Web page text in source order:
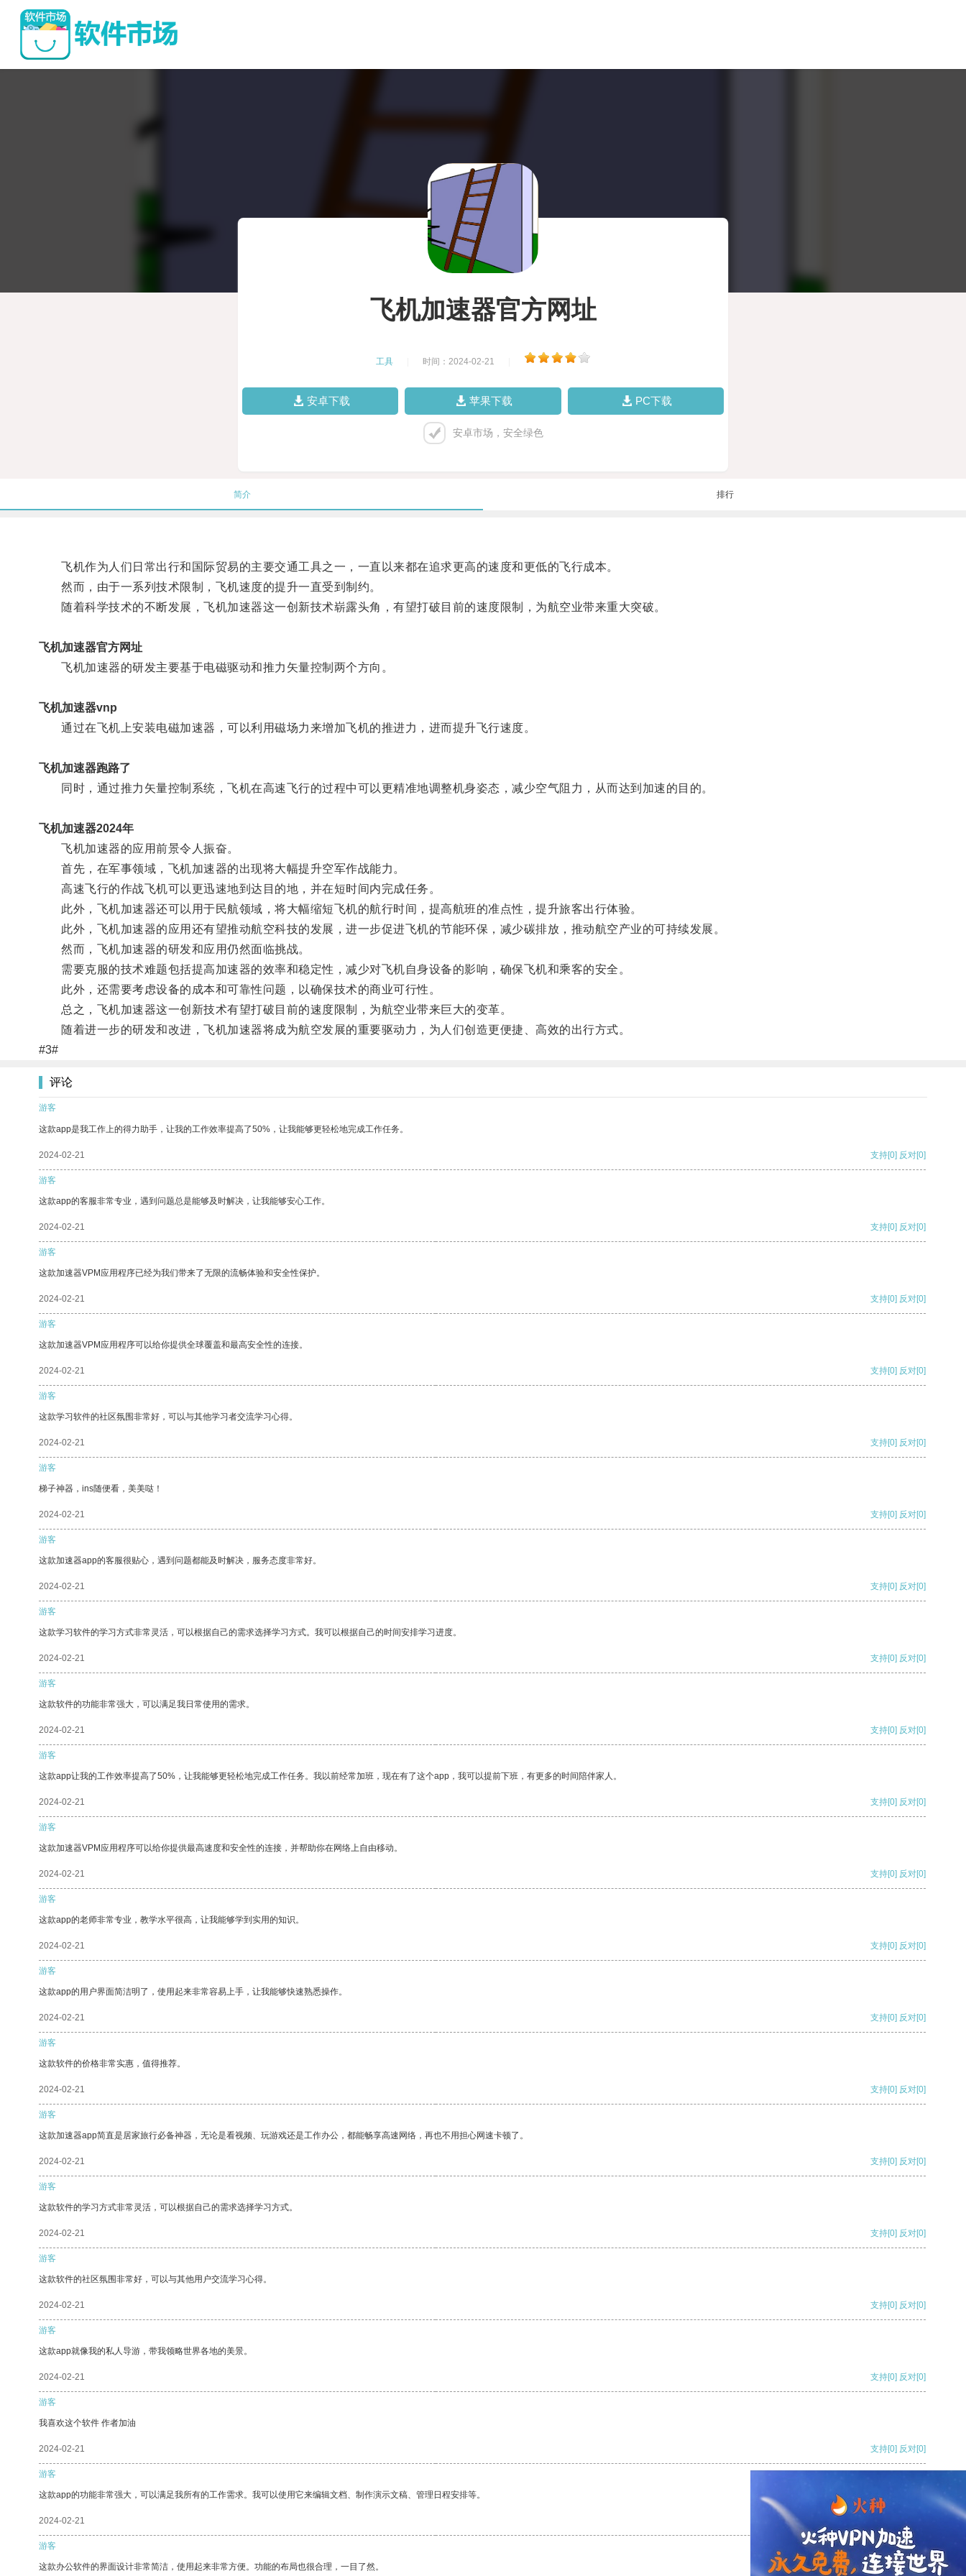
飞机加速器官方网址
工具 时间：2024-02-21
安卓下载 苹果下载 PC下载
安卓市场，安全绿色
简介 排行
飞机作为人们日常出行和国际贸易的主要交通工具之一，一直以来都在追求更高的速度和更低的飞行成本。
然而，由于一系列技术限制，飞机速度的提升一直受到制约。
随着科学技术的不断发展，飞机加速器这一创新技术崭露头角，有望打破目前的速度限制，为航空业带来重大突破。
飞机加速器官方网址
飞机加速器的研发主要基于电磁驱动和推力矢量控制两个方向。
飞机加速器vnp
通过在飞机上安装电磁加速器，可以利用磁场力来增加飞机的推进力，进而提升飞行速度。
飞机加速器跑路了
同时，通过推力矢量控制系统，飞机在高速飞行的过程中可以更精准地调整机身姿态，减少空气阻力，从而达到加速的目的。
飞机加速器2024年
飞机加速器的应用前景令人振奋。
首先，在军事领域，飞机加速器的出现将大幅提升空军作战能力。
高速飞行的作战飞机可以更迅速地到达目的地，并在短时间内完成任务。
此外，飞机加速器还可以用于民航领域，将大幅缩短飞机的航行时间，提高航班的准点性，提升旅客出行体验。
此外，飞机加速器的应用还有望推动航空科技的发展，进一步促进飞机的节能环保，减少碳排放，推动航空产业的可持续发展。
然而，飞机加速器的研发和应用仍然面临挑战。
需要克服的技术难题包括提高加速器的效率和稳定性，减少对飞机自身设备的影响，确保飞机和乘客的安全。
此外，还需要考虑设备的成本和可靠性问题，以确保技术的商业可行性。
总之，飞机加速器这一创新技术有望打破目前的速度限制，为航空业带来巨大的变革。
随着进一步的研发和改进，飞机加速器将成为航空发展的重要驱动力，为人们创造更便捷、高效的出行方式。
#3#
评论
游客
这款app是我工作上的得力助手，让我的工作效率提高了50%，让我能够更轻松地完成工作任务。
2024-02-21 支持[0] 反对[0]
游客
这款app的客服非常专业，遇到问题总是能够及时解决，让我能够安心工作。
2024-02-21 支持[0] 反对[0]
游客
这款加速器VPM应用程序已经为我们带来了无限的流畅体验和安全性保护。
2024-02-21 支持[0] 反对[0]
游客
这款加速器VPM应用程序可以给你提供全球覆盖和最高安全性的连接。
2024-02-21 支持[0] 反对[0]
游客
这款学习软件的社区氛围非常好，可以与其他学习者交流学习心得。
2024-02-21 支持[0] 反对[0]
游客
梯子神器，ins随便看，美美哒！
2024-02-21 支持[0] 反对[0]
游客
这款加速器app的客服很贴心，遇到问题都能及时解决，服务态度非常好。
2024-02-21 支持[0] 反对[0]
游客
这款学习软件的学习方式非常灵活，可以根据自己的需求选择学习方式。我可以根据自己的时间安排学习进度。
2024-02-21 支持[0] 反对[0]
游客
这款软件的功能非常强大，可以满足我日常使用的需求。
2024-02-21 支持[0] 反对[0]
游客
这款app让我的工作效率提高了50%，让我能够更轻松地完成工作任务。我以前经常加班，现在有了这个app，我可以提前下班，有更多的时间陪伴家人。
2024-02-21 支持[0] 反对[0]
游客
这款加速器VPM应用程序可以给你提供最高速度和安全性的连接，并帮助你在网络上自由移动。
2024-02-21 支持[0] 反对[0]
游客
这款app的老师非常专业，教学水平很高，让我能够学到实用的知识。
2024-02-21 支持[0] 反对[0]
游客
这款app的用户界面简洁明了，使用起来非常容易上手，让我能够快速熟悉操作。
2024-02-21 支持[0] 反对[0]
游客
这款软件的价格非常实惠，值得推荐。
2024-02-21 支持[0] 反对[0]
游客
这款加速器app简直是居家旅行必备神器，无论是看视频、玩游戏还是工作办公，都能畅享高速网络，再也不用担心网速卡顿了。
2024-02-21 支持[0] 反对[0]
游客
这款软件的学习方式非常灵活，可以根据自己的需求选择学习方式。
2024-02-21 支持[0] 反对[0]
游客
这款软件的社区氛围非常好，可以与其他用户交流学习心得。
2024-02-21 支持[0] 反对[0]
游客
这款app就像我的私人导游，带我领略世界各地的美景。
2024-02-21 支持[0] 反对[0]
游客
我喜欢这个软件 作者加油
2024-02-21 支持[0] 反对[0]
游客
这款app的功能非常强大，可以满足我所有的工作需求。我可以使用它来编辑文档、制作演示文稿、管理日程安排等。
2024-02-21
游客
这款办公软件的界面设计非常简洁，使用起来非常方便。功能的布局也很合理，一目了然。